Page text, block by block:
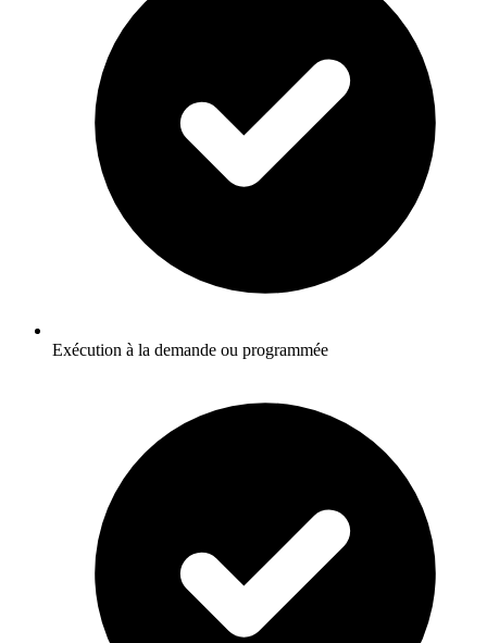
Exécution à la demande ou programmée